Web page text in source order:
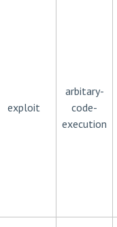
exploit
arbitary-
code-
execution